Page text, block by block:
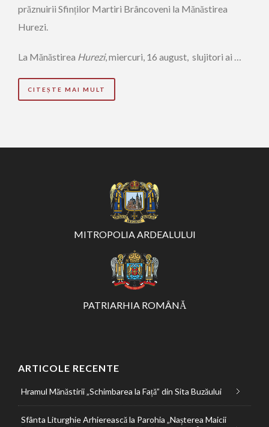
prăznuirii Sfinților Martiri Brâncoveni la Mănăstirea
Hurezi.
La Mănăstirea Hurezi, miercuri, 16 august, slujitori ai …
CITEȘTE MAI MULT
MITROPOLIA ARDEALULUI
PATRIARHIA ROMÂNĂ
ARTICOLE RECENTE
Hramul Mănăstirii „Schimbarea la Față” din Sita Buzăului
Sfânta Liturghie Arhierească la Parohia „Nașterea Maicii